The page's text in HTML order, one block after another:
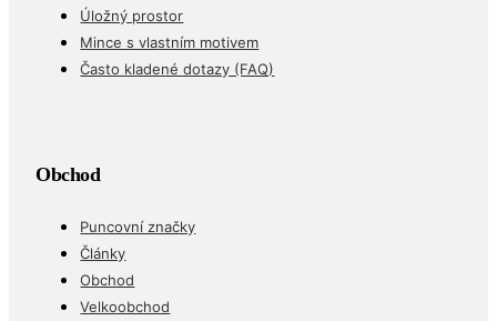
Úložný prostor
Mince s vlastním motivem
Často kladené dotazy (FAQ)
Obchod
Puncovní značky
Články
Obchod
Velkoobchod